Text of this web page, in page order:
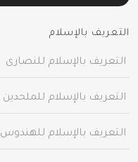
التعريف بالإسلام
التعريف بالإسلام للنصارى
التعريف بالإسلام للملحدين
التعريف بالإسلام للهندوس